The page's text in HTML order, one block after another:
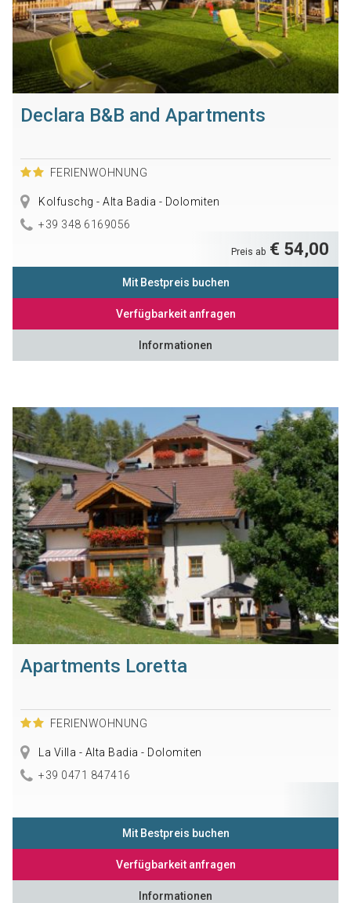
Declara B&B and Apartments
FERIENWOHNUNG
Kolfuschg - Alta Badia - Dolomiten
+39 348 6169056
Preis ab € 54,00
Mit Bestpreis buchen
Verfügbarkeit anfragen
Informationen
Apartments Loretta
FERIENWOHNUNG
La Villa - Alta Badia - Dolomiten
+39 0471 847416
Mit Bestpreis buchen
Verfügbarkeit anfragen
Informationen